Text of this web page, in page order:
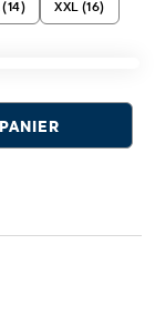
(14) XXL (16)